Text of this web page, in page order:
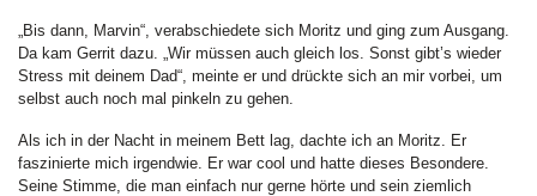
„Bis dann, Marvin“, verabschiedete sich Moritz und ging zum Ausgang.
Da kam Gerrit dazu. „Wir müssen auch gleich los. Sonst gibt’s wieder
Stress mit deinem Dad“, meinte er und drückte sich an mir vorbei, um
selbst auch noch mal pinkeln zu gehen.
Als ich in der Nacht in meinem Bett lag, dachte ich an Moritz. Er
faszinierte mich irgendwie. Er war cool und hatte dieses Besondere.
Seine Stimme, die man einfach nur gerne hörte und sein ziemlich